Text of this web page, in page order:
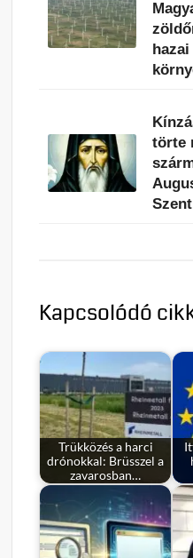
törte
Kapcsolódó
Trükközés a harci
drónokkal: Brüsszel a
zavarosban…